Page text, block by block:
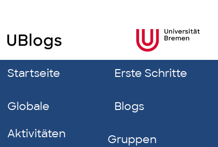
Startseite Erste Schritte
Globale
Aktivitäten
Blogs
Gruppen